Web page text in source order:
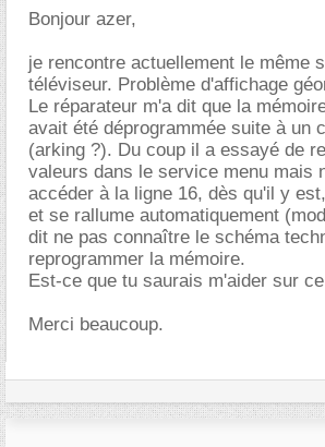
Bonjour azer,
je rencontre actuellement le même
téléviseur. Problème d'affichage
Le réparateur m'a dit que la
avait été déprogrammée suite à un
(arking ?). Du coup il a essayé de
valeurs dans le service menu mais
accéder à la ligne 16, dès qu'il y
et se rallume automatiquement
dit ne pas connaître le schéma
reprogrammer la mémoire.
Est-ce que tu saurais m'aider sur
Merci beaucoup.